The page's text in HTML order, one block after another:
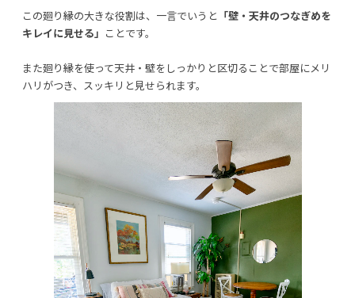
この廻り縁の大きな役割は、一言でいうと 「壁・天井のつなぎめを
キレイに見せる」 ことです。
また廻り縁を使って天井・壁をしっかりと区切ることで部屋にメリ
ハリがつき、スッキリと見せられます。